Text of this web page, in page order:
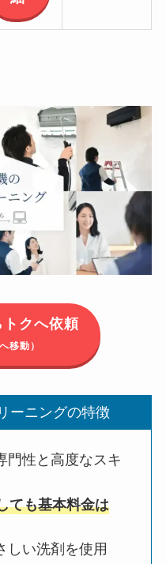
クへ依頼
移動）
ーニングの特徴
門性と高度なスキ
ても基本料金は
しい洗剤を使用